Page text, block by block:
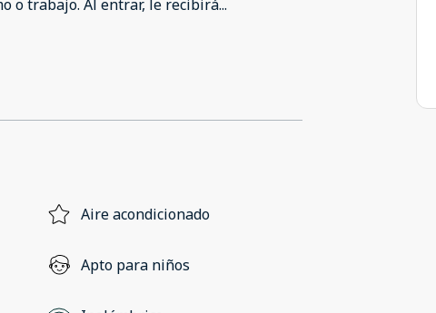
o trabajo. Al entrar, le recibirá...
Aire acondicionado
Apto para niños